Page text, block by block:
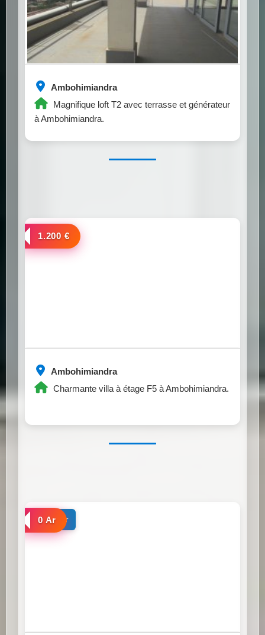
Ambohimiandra
Magnifique loft T2 avec terrasse et générateur
à Ambohimiandra.
Ambohimiandra
Charmante villa à étage F5 à Ambohimiandra.
a louer
1.200 €
a louer
0 Ar